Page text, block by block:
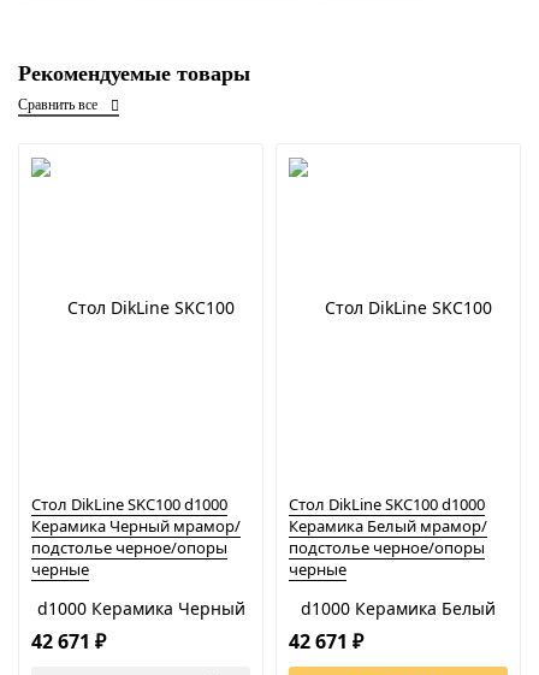
Рекомендуемые товары
Сравнить все
Стол DikLine SKC100 d1000
Керамика Черный мрамор/
подстолье черное/опоры
черные
42 671 ₽
Стол DikLine SKC100 d1000
Керамика Белый мрамор/
подстолье черное/опоры
черные
42 671 ₽